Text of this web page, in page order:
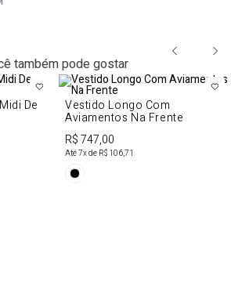
também pode gostar
De Vestido Longo Com
Aviamentos Na Frente
R$ 747,00
Até7x de R$ 106,71